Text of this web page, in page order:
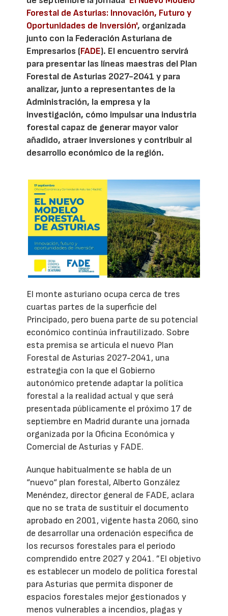
Forestal de Asturias: Innovación, Futuro y
Oportunidades de Inversión', organizada
junto con la Federación Asturiana de
Empresarios (FADE). El encuentro servirá
para presentar las líneas maestras del Plan
Forestal de Asturias 2027-2041 y para
analizar, junto a representantes de la
Administración, la empresa y la
investigación, cómo impulsar una industria
forestal capaz de generar mayor valor
añadido, atraer inversiones y contribuir al
desarrollo económico de la región.
El monte asturiano ocupa cerca de tres
cuartas partes de la superficie del
Principado, pero buena parte de su potencial
económico continúa infrautilizado. Sobre
esta premisa se articula el nuevo Plan
Forestal de Asturias 2027-2041, una
estrategia con la que el Gobierno
autonómico pretende adaptar la política
forestal a la realidad actual y que será
presentada públicamente el próximo 17 de
septiembre en Madrid durante una jornada
organizada por la Oficina Económica y
Comercial de Asturias y FADE.
Aunque habitualmente se habla de un
“nuevo“ plan forestal, Alberto González
Menéndez, director general de FADE, aclara
que no se trata de sustituir el documento
aprobado en 2001, vigente hasta 2060, sino
de desarrollar una ordenación específica de
los recursos forestales para el periodo
comprendido entre 2027 y 2041. ”El objetivo
es establecer un modelo de política forestal
para Asturias que permita disponer de
espacios forestales mejor gestionados y
menos vulnerables a incendios, plagas y